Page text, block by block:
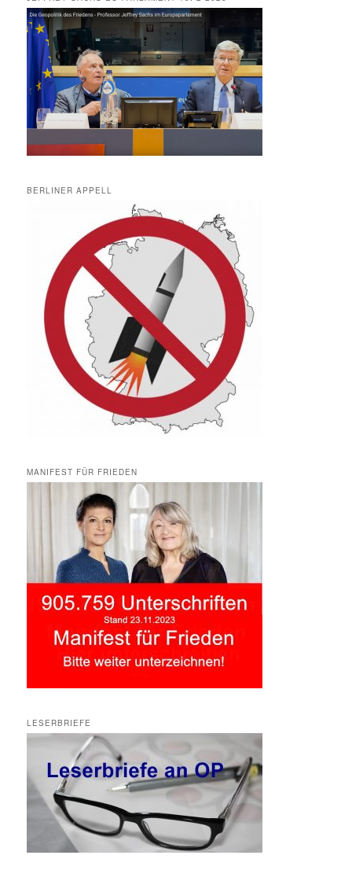
BERLINER APPELL
MANIFEST FÜR FRIEDEN
LESERBRIEFE